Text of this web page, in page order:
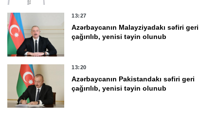
13:27
Azərbaycanın Malayziyadakı səfiri geri
çağırılıb, yenisi təyin olunub
13:20
Azərbaycanın Pakistandakı səfiri geri
çağırılıb, yenisi təyin olunub